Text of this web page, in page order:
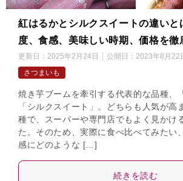
紅はるかとシルクスイートの違いと
度、食感、美味しい時期、価格を徹
更新日： 2025年2月24日 公開日： 2023年8月22
さつまいも
焼き芋ブームを牽引する代表的な品種、
「シルクスイート」。どちらも人気が高
種で、スーパーや専門店でもよく見かけ
た。そのため、実際に食べ比べてみたい
感にどのような […]
続きを読む